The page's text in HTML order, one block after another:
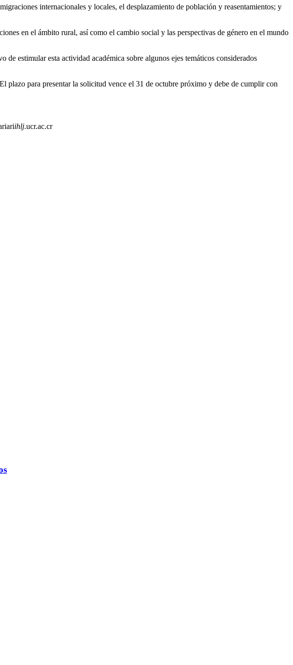
internacionales y locales, el desplazamiento de población y reasentamientos; y
en el ámbito rural, así como el cambio social y las perspectivas de género en el mundo
estimular esta actividad académica sobre algunos ejes temáticos considerados
plazo para presentar la solicitud vence el 31 de octubre próximo y debe de cumplir con
ihlj.ucr.ac.cr